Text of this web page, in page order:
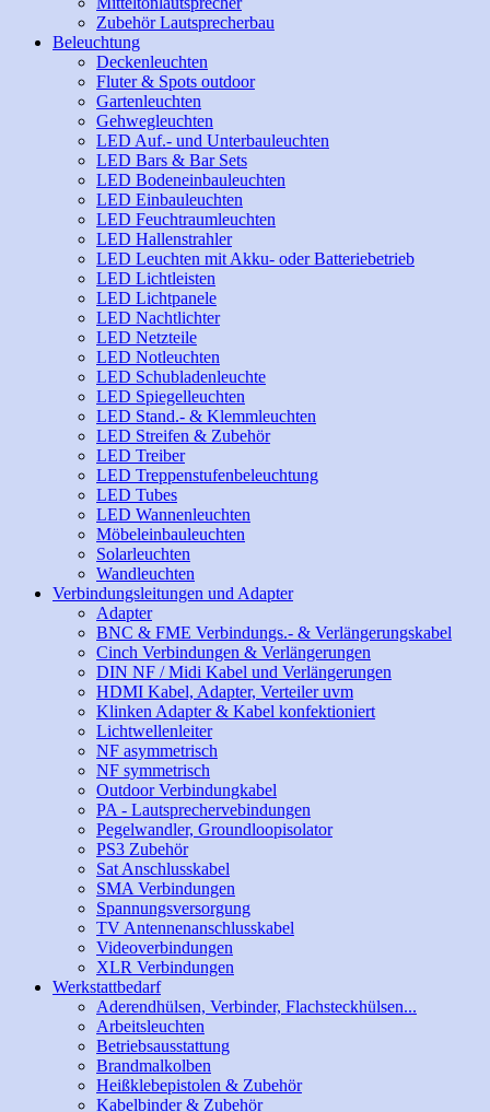
Zubehör Lautsprecherbau
Beleuchtung
Deckenleuchten
Fluter & Spots outdoor
Gartenleuchten
Gehwegleuchten
LED Auf.- und Unterbauleuchten
LED Bars & Bar Sets
LED Bodeneinbauleuchten
LED Einbauleuchten
LED Feuchtraumleuchten
LED Hallenstrahler
LED Leuchten mit Akku- oder Batteriebetrieb
LED Lichtleisten
LED Lichtpanele
LED Nachtlichter
LED Netzteile
LED Notleuchten
LED Schubladenleuchte
LED Spiegelleuchten
LED Stand.- & Klemmleuchten
LED Streifen & Zubehör
LED Treiber
LED Treppenstufenbeleuchtung
LED Tubes
LED Wannenleuchten
Möbeleinbauleuchten
Solarleuchten
Wandleuchten
Verbindungsleitungen und Adapter
Adapter
BNC & FME Verbindungs.- & Verlängerungskabel
Cinch Verbindungen & Verlängerungen
DIN NF / Midi Kabel und Verlängerungen
HDMI Kabel, Adapter, Verteiler uvm
Klinken Adapter & Kabel konfektioniert
Lichtwellenleiter
NF asymmetrisch
NF symmetrisch
Outdoor Verbindungkabel
PA - Lautsprechervebindungen
Pegelwandler, Groundloopisolator
PS3 Zubehör
Sat Anschlusskabel
SMA Verbindungen
Spannungsversorgung
TV Antennenanschlusskabel
Videoverbindungen
XLR Verbindungen
Werkstattbedarf
Aderendhülsen, Verbinder, Flachsteckhülsen...
Arbeitsleuchten
Betriebsausstattung
Brandmalkolben
Heißklebepistolen & Zubehör
Kabelbinder & Zubehör